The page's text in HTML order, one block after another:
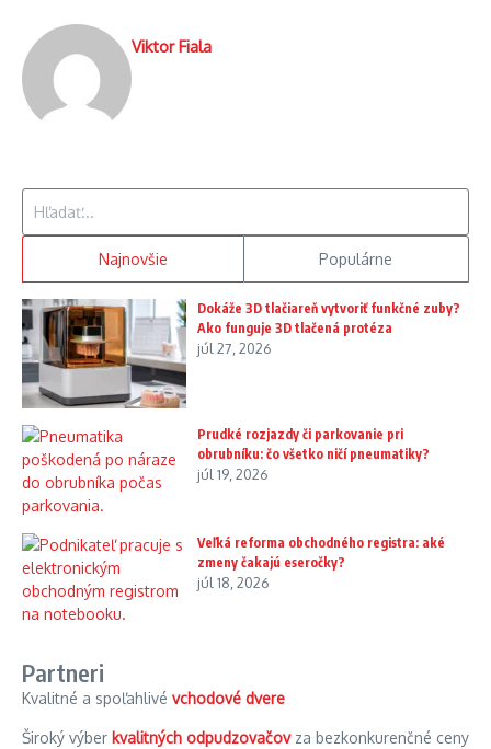
Viktor Fiala
Najnovšie Populárne
Dokáže 3D tlačiareň vytvoriť funkčné zuby?
Ako funguje 3D tlačená protéza
júl 27, 2026
Prudké rozjazdy či parkovanie pri
obrubníku: čo všetko ničí pneumatiky?
júl 19, 2026
Veľká reforma obchodného registra: aké
zmeny čakajú eseročky?
júl 18, 2026
Partneri
Kvalitné a spoľahlivé vchodové dvere
Široký výber kvalitných odpudzovačovza bezkonkurenčné ceny